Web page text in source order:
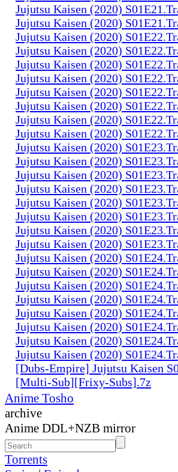
Jujutsu Kaisen (2020)
Jujutsu Kaisen (2020)
Jujutsu Kaisen (2020)
Jujutsu Kaisen (2020)
Jujutsu Kaisen (2020)
Jujutsu Kaisen (2020)
Jujutsu Kaisen (2020)
Jujutsu Kaisen (2020)
Jujutsu Kaisen (2020)
Jujutsu Kaisen (2020)
Jujutsu Kaisen (2020)
Jujutsu Kaisen (2020)
Jujutsu Kaisen (2020)
Jujutsu Kaisen (2020)
Jujutsu Kaisen (2020)
Jujutsu Kaisen (2020)
Jujutsu Kaisen (2020)
Jujutsu Kaisen (2020)
Jujutsu Kaisen (2020)
Jujutsu Kaisen (2020)
Jujutsu Kaisen (2020)
Jujutsu Kaisen (2020)
Jujutsu Kaisen (2020)
Jujutsu Kaisen (2020)
Jujutsu Kaisen (2020)
Jujutsu Kaisen (2020)
[Dubs-Empire] Jujutsu Kaisen
[Multi-Sub][Frixy-Subs].7z
Anime Tosho
archive
Anime DDL+NZB mirror
Torrents